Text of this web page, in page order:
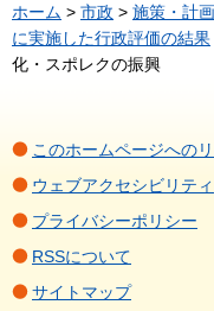
ホーム > 市政 > 施策・計画
に実施した行政評価の結果
化・スポレクの振興
このホームページへの
ウェブアクセシビリティ
プライバシーポリシー
RSSについて
サイトマップ